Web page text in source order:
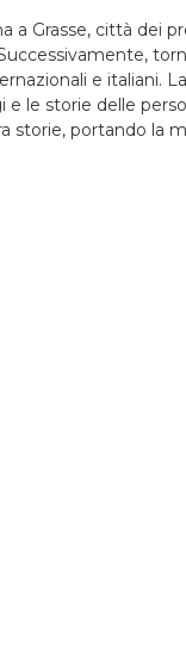
a Grasse, città dei
e italiani.
e le storie delle
storie, portando la